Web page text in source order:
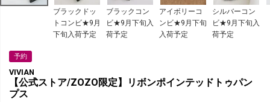
ブラックドッ
トコンビ★9月
下旬入荷予定
ブラックコン
ビ★9月下旬入
荷予定
アイボリーコ
ンビ★9月下旬
入荷予定
シルバーコン
ビ★9月下旬入
荷予定
予約
VIVIAN
【公式ストア/ZOZO限定】リボンポインテッドトゥパン
プス